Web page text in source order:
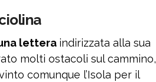
lettera indirizzata alla sua
molti ostacoli sul cammino,
comunque l’Isola per il